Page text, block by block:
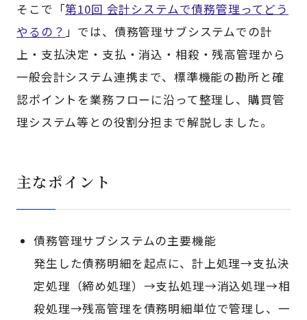
そこで「第10回 会計システムで債務管理ってどう
やるの？ 」では、債務管理サブシステムでの計
上・支払決定・支払・消込・相殺・残高管理から
一般会計システム連携まで、標準機能の勘所と確
認ポイントを業務フローに沿って整理し、購買管
理システム等との役割分担まで解説しました。
主なポイント
債務管理サブシステムの主要機能
発生した債務明細を起点に、計上処理→支払決
定処理（締め処理）→支払処理→消込処理→相
殺処理→残高管理を債務明細単位で管理し、一